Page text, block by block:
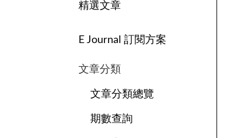
精選文章
E Journal 訂閱方案
文章分類
文章分類總覽
期數查詢